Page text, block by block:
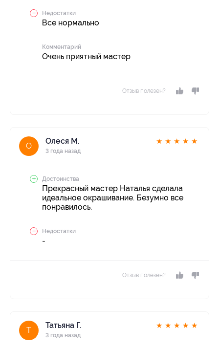
Недостатки
Все нормально
Комментарий
Очень приятный мастер
Отзыв полезен?
О
Олеся М.
3 года назад
★ ★ ★ ★ ★
Достоинства
Прекрасный мастер Наталья сделала
идеальное окрашивание. Безумно все
понравилось.
Недостатки
-
Отзыв полезен?
Т
Татьяна Г.
3 года назад
★ ★ ★ ★ ★